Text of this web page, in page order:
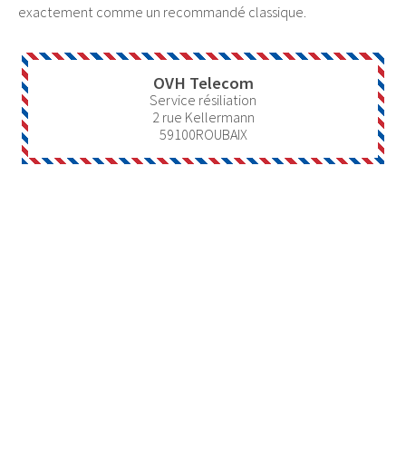
exactement comme un recommandé classique.
OVH Telecom
Service résiliation
2 rue Kellermann
59100ROUBAIX